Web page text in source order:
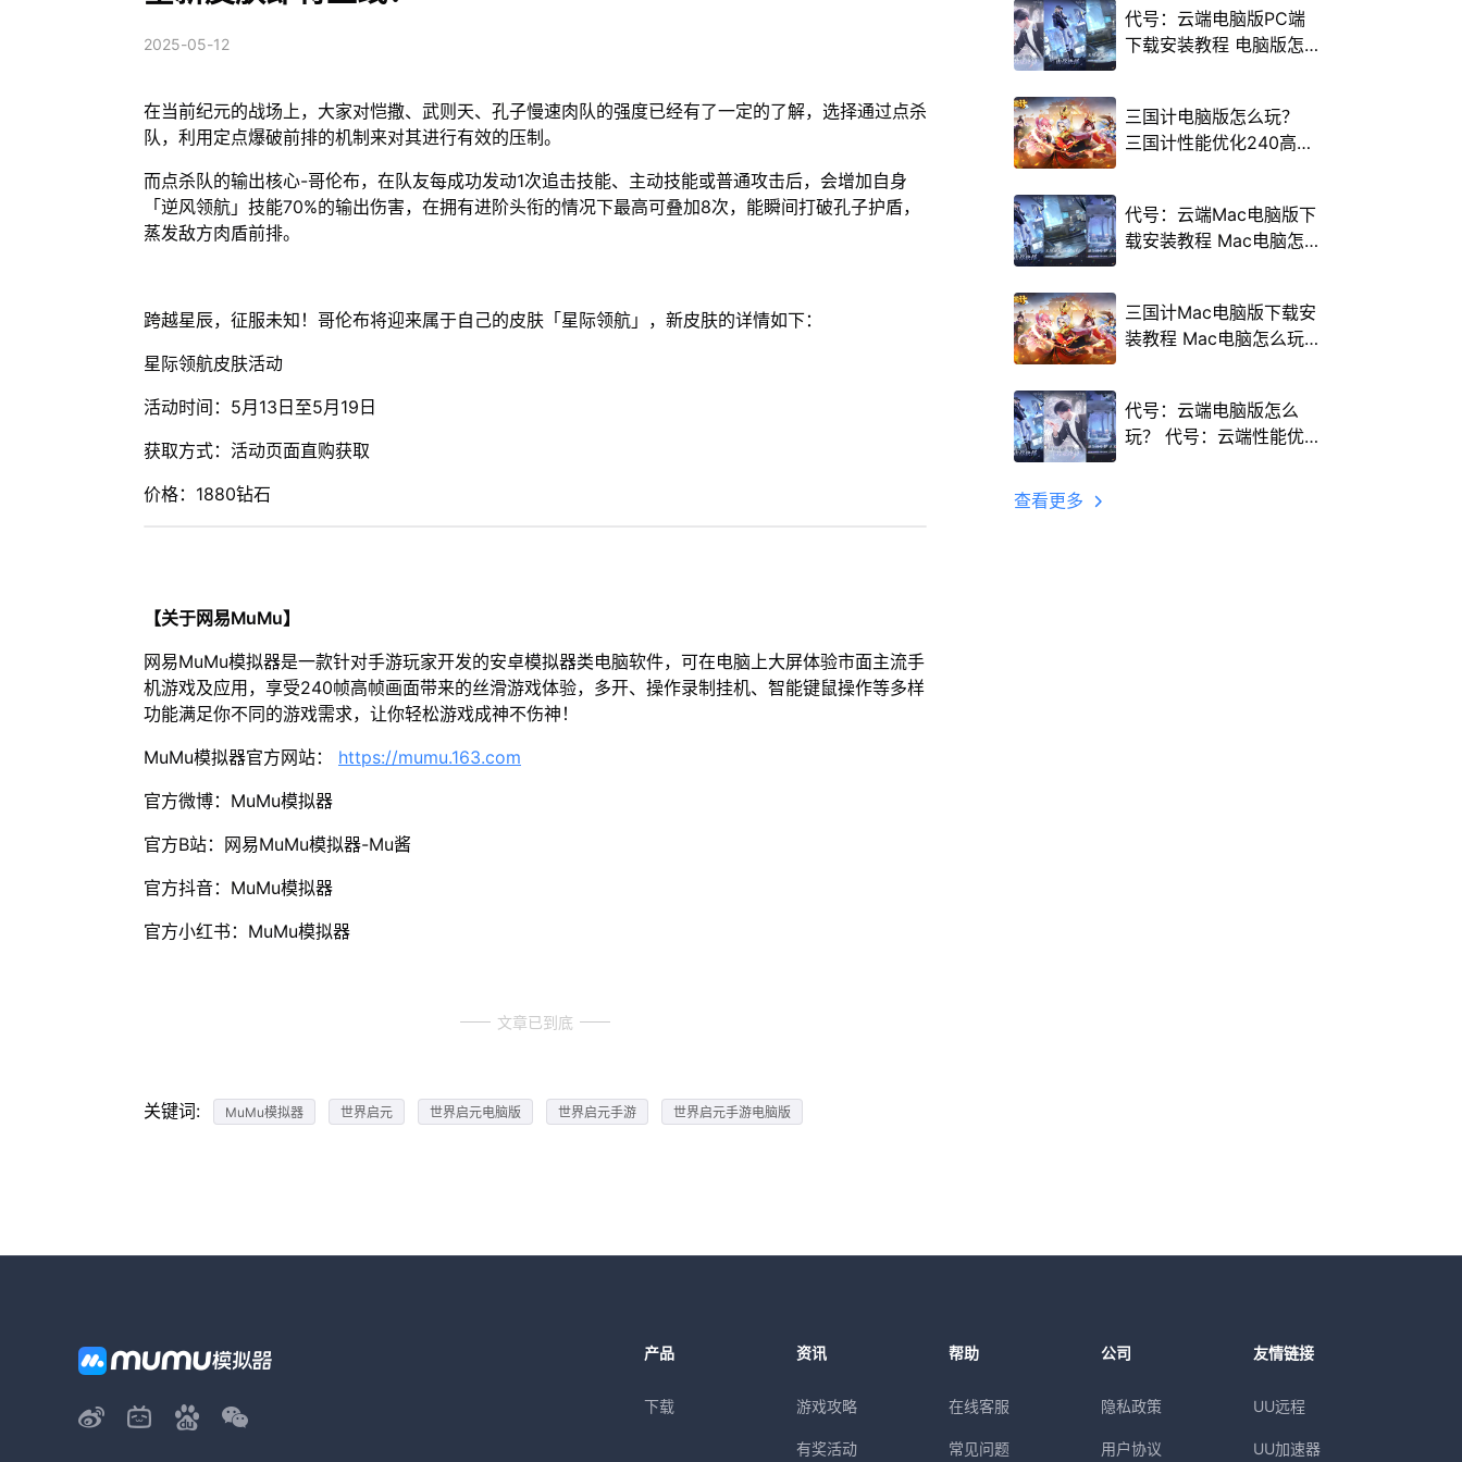
2025-05-12
在当前纪元的战场上，大家对恺撒、武则天、孔子慢速肉队的强度已经有了一定的了解，选择通过点杀
队，利用定点爆破前排的机制来对其进行有效的压制。
而点杀队的输出核心-哥伦布，在队友每成功发动1次追击技能、主动技能或普通攻击后，会增加自身
「逆风领航」技能70%的输出伤害，在拥有进阶头衔的情况下最高可叠加8次，能瞬间打破孔子护盾，
蒸发敌方肉盾前排。
跨越星辰，征服未知！哥伦布将迎来属于自己的皮肤「星际领航」，新皮肤的详情如下：
星际领航皮肤活动
活动时间：5月13日至5月19日
获取方式：活动页面直购获取
价格：1880钻石
【关于网易MuMu】
网易MuMu模拟器是一款针对手游玩家开发的安卓模拟器类电脑软件，可在电脑上大屏体验市面主流手
机游戏及应用，享受240帧高帧画面带来的丝滑游戏体验，多开、操作录制挂机、智能键鼠操作等多样
功能满足你不同的游戏需求，让你轻松游戏成神不伤神！
MuMu模拟器官方网站： https://mumu.163.com
官方微博：MuMu模拟器
官方B站：网易MuMu模拟器-Mu酱
官方抖音：MuMu模拟器
官方小红书：MuMu模拟器
文章已到底
关键词: MuMu模拟器 世界启元 世界启元电脑版 世界启元手游 世界启元手游电脑版
代号：云端电脑版PC端
下载安装教程 电脑版怎
三国计电脑版怎么玩？
三国计性能优化240高帧
代号：云端Mac电脑版下
载安装教程 Mac电脑怎
三国计Mac电脑版下载安
装教程 Mac电脑怎么玩
代号：云端电脑版怎么
玩？ 代号：云端性能优
查看更多
产品
下载
资讯
游戏攻略
有奖活动
帮助
在线客服
常见问题
公司
隐私政策
用户协议
友情链接
UU远程
UU加速器